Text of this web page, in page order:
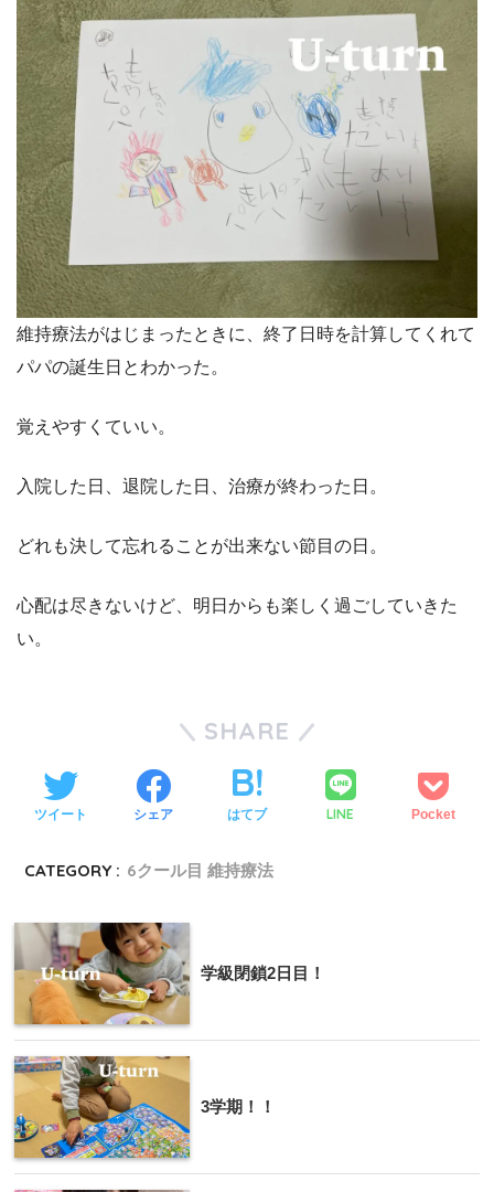
維持療法がはじまったときに、終了日時を計算してくれて
パパの誕生日とわかった。
覚えやすくていい。
入院した日、退院した日、治療が終わった日。
どれも決して忘れることが出来ない節目の日。
心配は尽きないけど、明日からも楽しく過ごしていきた
い。
SHARE
ツイート シェア はてブ LINE Pocket
CATEGORY : 6クール目 維持療法
学級閉鎖2日目！
3学期！！